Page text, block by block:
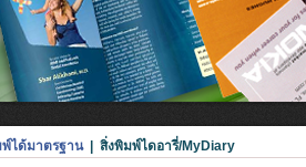
ได้มาตรฐาน| สิ่งพิมพ์ไดอารี่/MyDiary